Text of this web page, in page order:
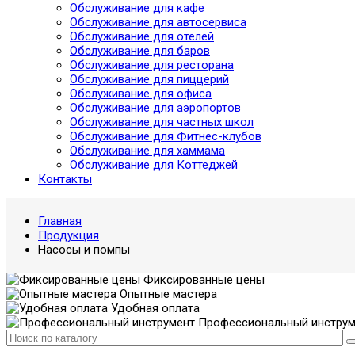
Обслуживание для кафе
Обслуживание для автосервиса
Обслуживание для отелей
Обслуживание для баров
Обслуживание для ресторана
Обслуживание для пиццерий
Обслуживание для офиса
Обслуживание для аэропортов
Обслуживание для частных школ
Обслуживание для Фитнес-клубов
Обслуживание для хаммама
Обслуживание для Коттеджей
Контакты
Главная
Продукция
Насосы и помпы
Фиксированные цены
Опытные мастера
Удобная оплата
Профессиональный